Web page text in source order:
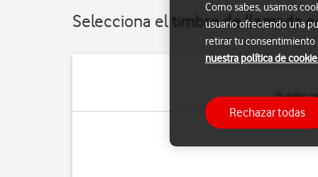
Selecciona el timbre de llamada
Puedes
Como sabes, usamos
usuario ofreciendo una
retirar tu consentimiento
nuestra política de
Rechazar todas